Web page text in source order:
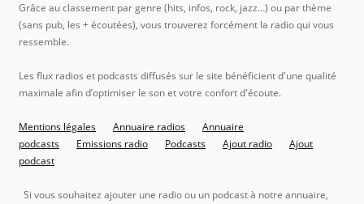
Grâce au classement par genre (hits, infos, rock, jazz…) ou par thème
(sans pub, les + écoutées), vous trouverez forcément la radio qui vous
ressemble.
Les flux radios et podcasts diffusés sur le site bénéficient d'une qualité
maximale afin d’optimiser le son et votre confort d'écoute.
Mentions légales Annuaire radios
Annuaire
podcasts
Emissions radio Podcasts Ajout radio
Ajout
podcast
Si vous souhaitez ajouter une radio ou un podcast à notre annuaire,